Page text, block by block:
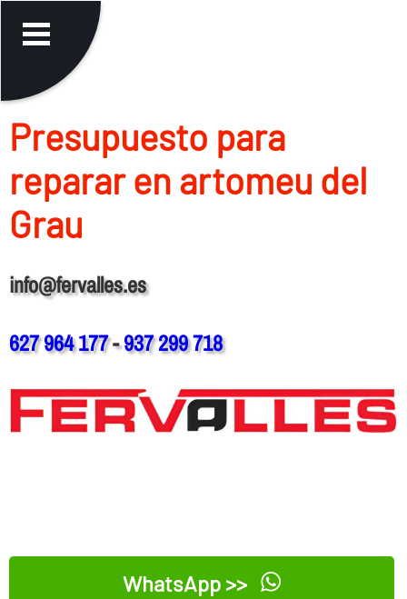
Presupuesto para
reparar en artomeu del
Grau
info@fervalles.es
627 964 177-937 299 718
WhatsApp >>